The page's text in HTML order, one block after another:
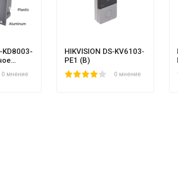
KD8003-
0 мнение
HIKVISION DS‐KV6103‐
PE1 (B)
1 2 0 мнение
60 1 2